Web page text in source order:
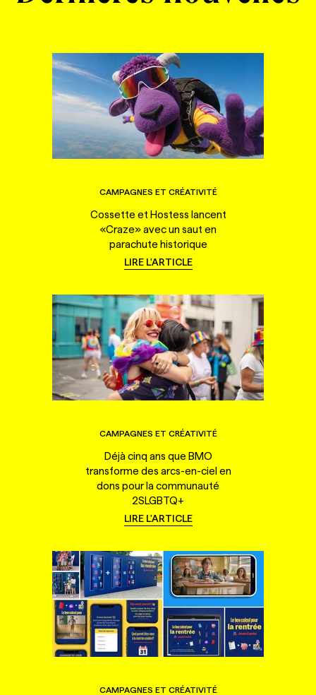
CAMPAGNES ET CRÉATIVITÉ
Cossette et Hostess lancent
«Craze» avec un saut en
parachute historique
LIRE L'ARTICLE
CAMPAGNES ET CRÉATIVITÉ
Déjà cinq ans que BMO
transforme des arcs-en-ciel en
dons pour la communauté
2SLGBTQ+
LIRE L'ARTICLE
CAMPAGNES ET CRÉATIVITÉ